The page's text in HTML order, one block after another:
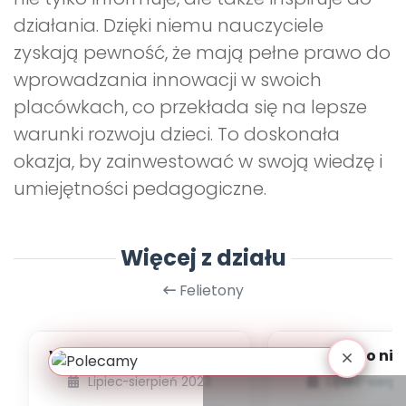
działania. Dzięki niemu nauczyciele
zyskają pewność, że mają pełne prawo do
wprowadzania innowacji w swoich
placówkach, co przekłada się na lepsze
warunki rozwoju dzieci. To doskonała
okazja, by zainwestować w swoją wiedzę i
umiejętności pedagogiczne.
Więcej z działu
Felietony
World is my classroom!
Idea leśnego
przedszkola w Wielk...
Lipiec-sierpień 2023
Dlaczego
ubierać
butów, czyli
Lipiec-